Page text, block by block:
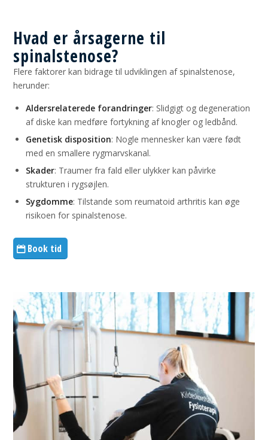
Hvad er årsagerne til
spinalstenose?
Flere faktorer kan bidrage til udviklingen af spinalstenose,
herunder:
Aldersrelaterede forandringer: Slidgigt og degeneration
af diske kan medføre fortykning af knogler og ledbånd.
Genetisk disposition: Nogle mennesker kan være født
med en smallere rygmarvskanal.
Skader: Traumer fra fald eller ulykker kan påvirke
strukturen i rygsøjlen.
Sygdomme: Tilstande som reumatoid arthritis kan øge
risikoen for spinalstenose.
Book tid